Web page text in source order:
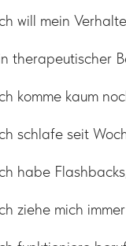
will mein
therapeutischer
komme kaum
schlafe seit
habe
ziehe mich